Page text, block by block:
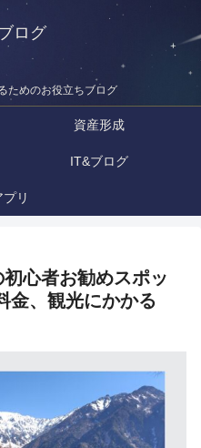
ログ
ためのお役立ちブログ
資産形成
IT&ブログ
リ
初心者お勧めスポッ
金、観光にかかる